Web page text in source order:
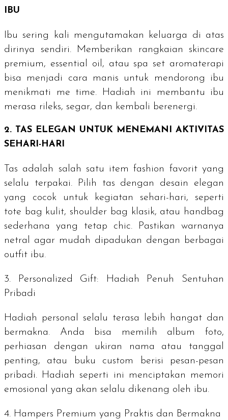
IBU
Ibu sering kali mengutamakan keluarga di atas
dirinya sendiri. Memberikan rangkaian skincare
premium, essential oil, atau spa set aromaterapi
bisa menjadi cara manis untuk mendorong ibu
menikmati
me time. Hadiah ini membantu ibu
merasa rileks, segar, dan kembali berenergi.
2. TAS ELEGAN UNTUK MENEMANI AKTIVITAS
SEHARI-HARI
Tas adalah salah satu item fashion favorit yang
selalu terpakai. Pilih tas dengan desain elegan
yang cocok untuk kegiatan sehari-hari, seperti
tote bag kulit, shoulder bag klasik, atau handbag
sederhana yang tetap chic. Pastikan warnanya
netral agar mudah dipadukan dengan berbagai
outfit ibu.
3. Personalized Gift: Hadiah Penuh Sentuhan
Pribadi
Hadiah personal selalu terasa lebih hangat dan
bermakna. Anda bisa memilih album foto,
perhiasan dengan ukiran nama atau tanggal
penting, atau buku custom
berisi pesan-pesan
pribadi. Hadiah seperti ini menciptakan memori
emosional yang akan selalu dikenang oleh ibu.
4. Hampers Premium yang Praktis dan Bermakna